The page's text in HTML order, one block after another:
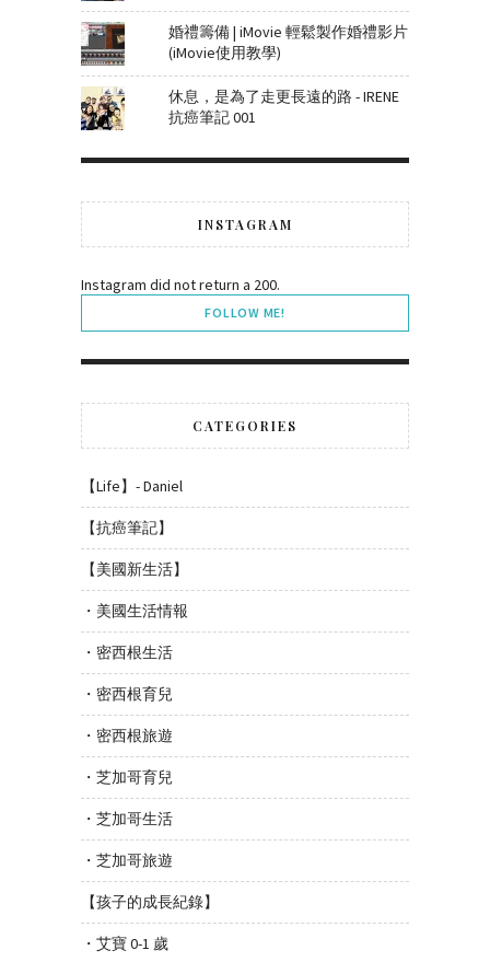
婚禮籌備 | iMovie 輕鬆製作婚禮影片
(iMovie使用教學)
休息，是為了走更長遠的路 - IRENE
抗癌筆記 001
INSTAGRAM
Instagram did not return a 200.
FOLLOW ME!
CATEGORIES
【Life】- Daniel
【抗癌筆記】
【美國新生活】
・美國生活情報
・密西根生活
・密西根育兒
・密西根旅遊
・芝加哥育兒
・芝加哥生活
・芝加哥旅遊
【孩子的成長紀錄】
・艾寶 0-1 歲